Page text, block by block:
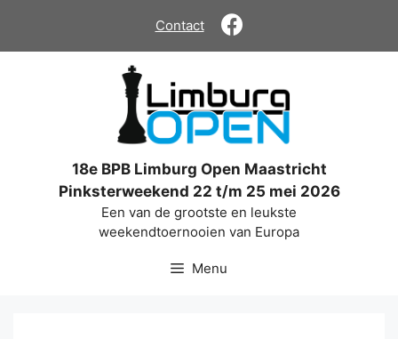
de
Contact
18e BPB Limburg Open Maastricht
Pinksterweekend 22 t/m 25 mei 2026
Een van de grootste en leukste
weekendtoernooien van Europa
Menu